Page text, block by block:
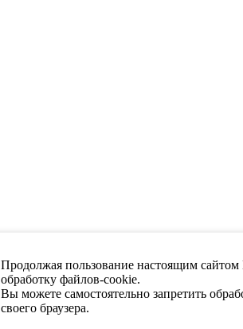
Продолжая пользование настоящим
обработку файлов-cookie.
Вы можете самостоятельно запретить
своего браузера.